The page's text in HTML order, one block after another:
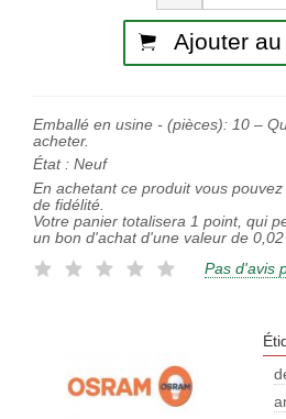
Ajouter
Emballé en usine - (pièces): 10 –
acheter.
État : Neuf
En achetant ce produit vous
de fidélité.
Votre panier totalisera 1 point, qui
un bon d'achat d'une valeur de
Pas d'avis